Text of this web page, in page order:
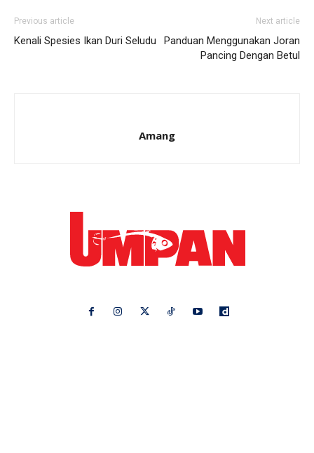
Previous article
Kenali Spesies Ikan Duri Seludu
Next article
Panduan Menggunakan Joran
Pancing Dengan Betul
Amang